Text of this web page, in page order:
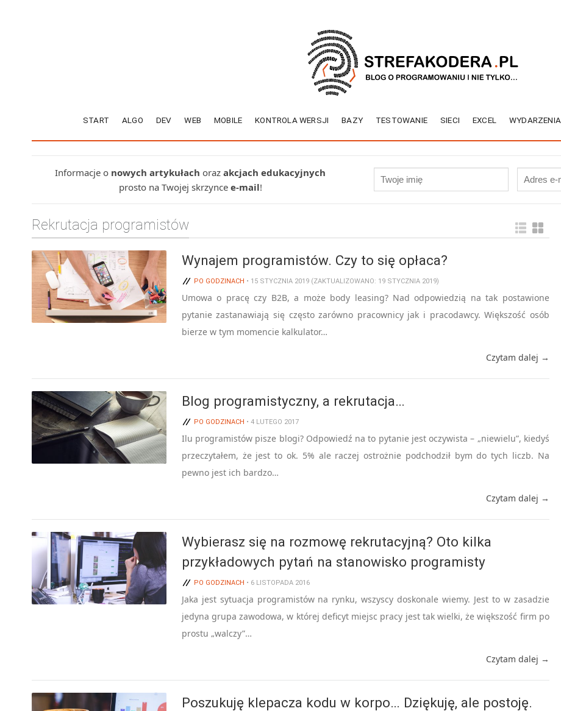
START ALGO DEV WEB MOBILE KONTROLA WERSJI BAZY TESTOWANIE SIECI EXCEL WYDARZENIA
Informacje o nowych artykułach oraz akcjach edukacyjnych
prosto na Twojej skrzynce e-mail!
Rekrutacja programistów
Wynajem programistów. Czy to się opłaca?
PO GODZINACH • 15 STYCZNIA 2019 (ZAKTUALIZOWANO: 19 STYCZNIA 2019)
Umowa o pracę czy B2B, a może body leasing? Nad odpowiedzią na tak postawione
pytanie zastanawiają się często zarówno pracownicy jak i pracodawcy. Większość osób
bierze w tym momencie kalkulator…
Czytam dalej →
Blog programistyczny, a rekrutacja…
PO GODZINACH • 4 LUTEGO 2017
Ilu programistów pisze blogi? Odpowiedź na to pytanie jest oczywista – „niewielu”, kiedyś
przeczytałem, że jest to ok. 5% ale raczej ostrożnie podchodził bym do tych liczb. Na
pewno jest ich bardzo…
Czytam dalej →
Wybierasz się na rozmowę rekrutacyjną? Oto kilka
przykładowych pytań na stanowisko programisty
PO GODZINACH • 6 LISTOPADA 2016
Jaka jest sytuacja programistów na rynku, wszyscy doskonale wiemy. Jest to w zasadzie
jedyna grupa zawodowa, w której deficyt miejsc pracy jest tak wielki, że większość firm po
prostu „walczy”…
Czytam dalej →
Poszukuję klepacza kodu w korpo… Dziękuję, ale postoję.